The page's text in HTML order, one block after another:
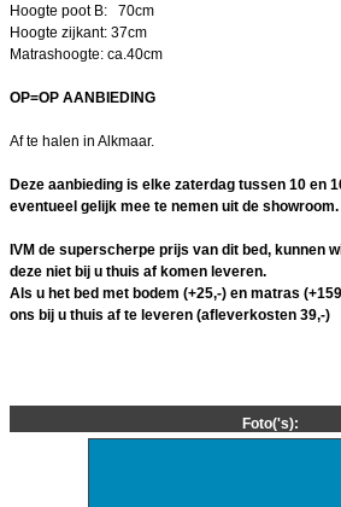
Hoogte poot B: 70cm
Hoogte zijkant: 37cm
Matrashoogte: ca.40cm
OP=OP AANBIEDING
Af te halen in Alkmaar.
Deze aanbieding is elke zaterdag tussen 10 en
eventueel gelijk mee te nemen uit de showroom.
IVM de superscherpe prijs van dit bed, kunnen
deze niet bij u thuis af komen leveren.
Als u het bed met bodem (+25,-) en matras
ons bij u thuis af te leveren (afleverkosten 39,-)
Foto('s):